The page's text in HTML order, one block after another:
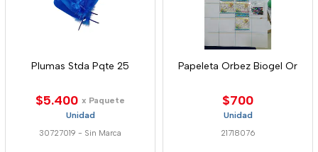
Plumas Stda Pqte 25
$5.400 x Paquete
Unidad
30727019 - Sin Marca
Papeleta Orbez Biogel Or
$700
Unidad
21718076